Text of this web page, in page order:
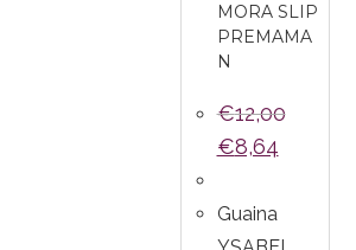
MORA SLIP
PREMAMA
N
€12,00
€8,64
Guaina